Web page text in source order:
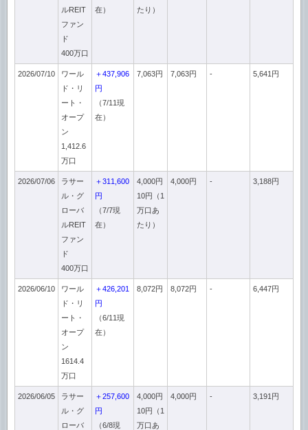
ルREIT
ファン
ド
400万口
在）
たり）
2026/07/10
ワール
ド・リ
ート・
オープ
ン
1,412.6
万口
＋437,906
円
（7/11現
在）
7,063円 7,063円 - 5,641円
2026/07/06
ラサー
ル・グ
ローバ
ルREIT
ファン
ド
400万口
＋311,600
円
（7/7現
在）
4,000円
10円（1
万口あ
たり）
4,000円 - 3,188円
2026/06/10
ワール
ド・リ
ート・
オープ
ン
1614.4
万口
＋426,201
円
（6/11現
在）
8,072円 8,072円 - 6,447円
2026/06/05
ラサー
ル・グ
ローバ
＋257,600
円
（6/8現
4,000円
10円（1
万口あ
4,000円 - 3,191円